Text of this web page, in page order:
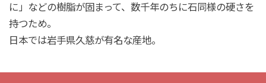
に」などの樹脂が固まって、数千年のちに石同様の硬さを
持つため。
日本では岩手県久慈が有名な産地。